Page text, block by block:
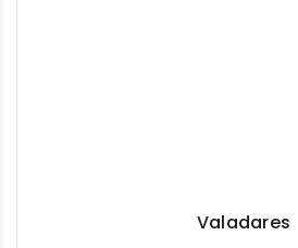
Valadares